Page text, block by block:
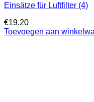
Einsätze für Luftfilter (4)
€19.20
Toevoegen aan